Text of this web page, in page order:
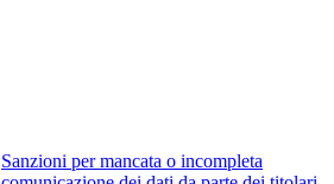
Sanzioni per mancata o incompleta